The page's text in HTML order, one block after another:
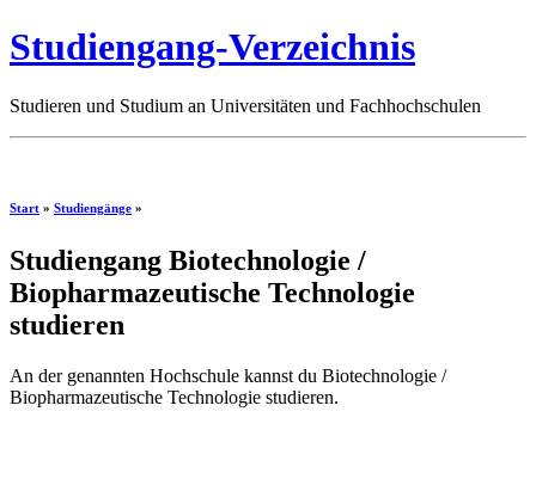
Studiengang-Verzeichnis
Studieren und Studium an Universitäten und Fachhochschulen
Start » Studiengänge »
Studiengang Biotechnologie /
Biopharmazeutische Technologie
studieren
An der genannten Hochschule kannst du Biotechnologie /
Biopharmazeutische Technologie studieren.